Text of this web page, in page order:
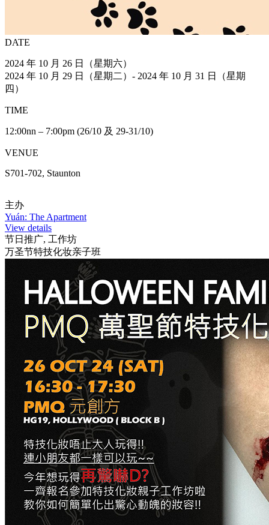
DATE
2024 年 10 月 26 日（星期六）
2024 年 10 月 29 日（星期二）- 2024 年 10 月 31 日（星期
四）
TIME
12:00nn – 7:00pm (26/10 及 29-31/10)
VENUE
S701-702, Staunton
主办
Yuán: The Apartment
View details
节日推广, 工作坊
万圣节特技化妆亲子班